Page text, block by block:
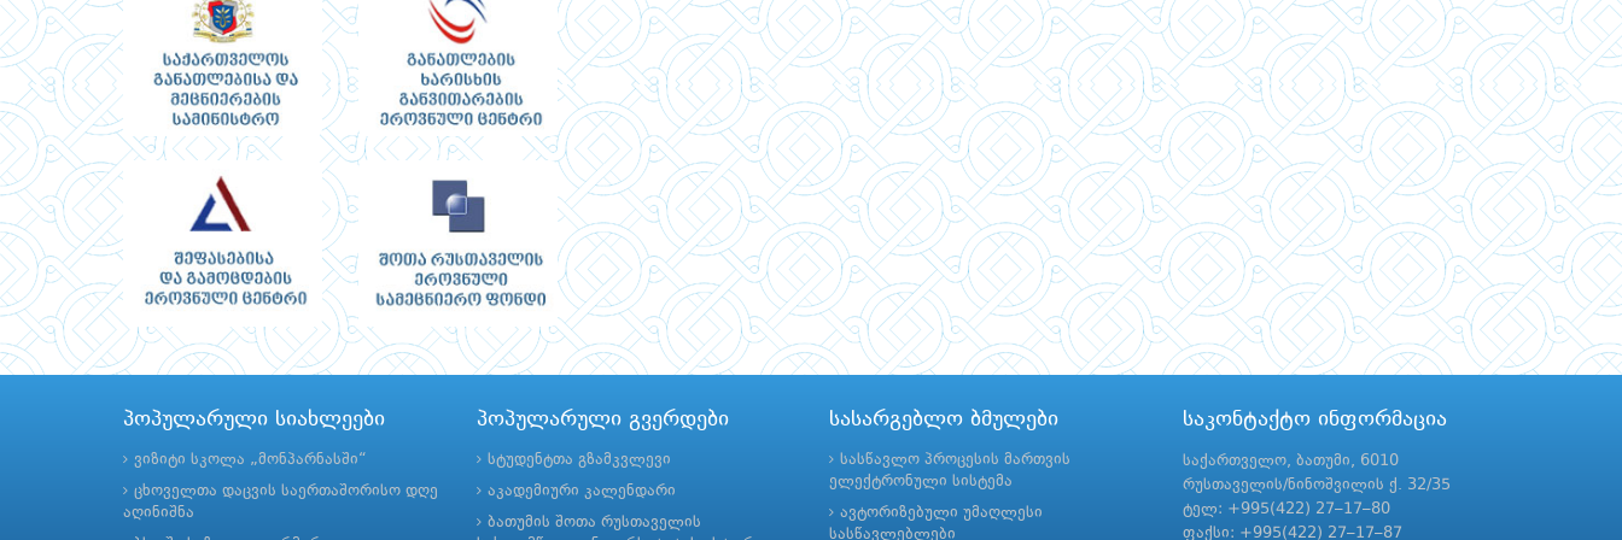
პოპულარული სიახლეები
ვიზიტი სკოლა „მონპარნასში“
ცხოველთა დაცვის საერთაშორისო დღე
აღინიშნა
პოპულარული გვერდები
სტუდენტთა გზამკვლევი
აკადემიური კალენდარი
ბათუმის შოთა რუსთაველის
სასარგებლო ბმულები
სასწავლო პროცესის მართვის
ელექტრონული სისტემა
ავტორიზებული უმაღლესი
სასწავლებლები
საკონტაქტო ინფორმაცია
საქართველო, ბათუმი, 6010
რუსთაველის/ნინოშვილის ქ. 32/35
ტელ: +995(422) 27–17–80
ფაქსი: +995(422) 27–17–87